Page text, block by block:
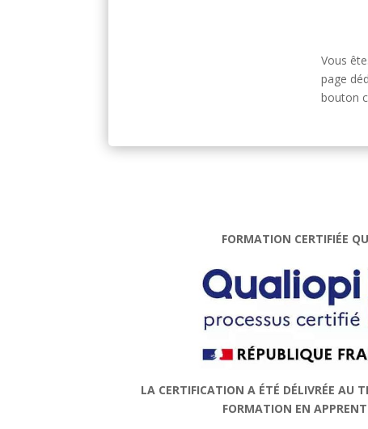
Vous
page
bouton
FORMATION CERTIFIÉE
LA CERTIFICATION A ÉTÉ DÉLIVRÉE AU
FORMATION EN